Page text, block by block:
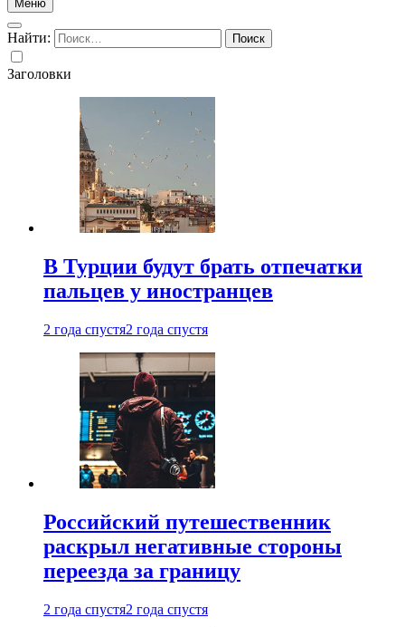
Меню
Найти:
Заголовки
В Турции будут брать отпечатки
пальцев у иностранцев
2 года спустя2 года спустя
Российский путешественник
раскрыл негативные стороны
переезда за границу
2 года спустя2 года спустя